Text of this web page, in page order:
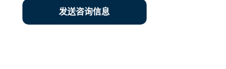
发送咨询信息